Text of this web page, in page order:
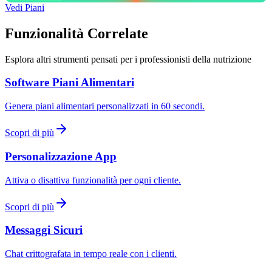
Vedi Piani
Funzionalità Correlate
Esplora altri strumenti pensati per i professionisti della nutrizione
Software Piani Alimentari
Genera piani alimentari personalizzati in 60 secondi.
Scopri di più
Personalizzazione App
Attiva o disattiva funzionalità per ogni cliente.
Scopri di più
Messaggi Sicuri
Chat crittografata in tempo reale con i clienti.